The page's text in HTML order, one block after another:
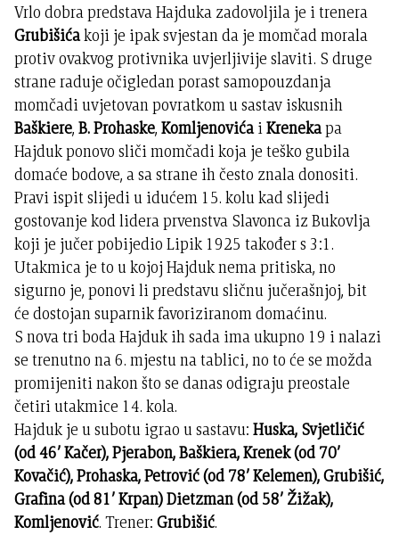
Vrlo dobra predstava Hajduka zadovoljila je i trenera
Grubišićakoji je ipak svjestan da je momčad morala
protiv ovakvog protivnika uvjerljivije slaviti. S druge
strane raduje očigledan porast samopouzdanja
momčadi uvjetovan povratkom u sastav iskusnih
Baškiere,B. Prohaske,KomljenovićaiKrenekapa
Hajduk ponovo sliči momčadi koja je teško gubila
domaće bodove, a sa strane ih često znala donositi.
Pravi ispit slijedi u idućem 15. kolu kad slijedi
gostovanje kod lidera prvenstva Slavonca iz Bukovlja
koji je jučer pobijedio Lipik 1925 također s 3:1.
Utakmica je to u kojoj Hajduk nema pritiska, no
sigurno je, ponovi li predstavu sličnu jučerašnjoj, bit
će dostojan suparnik favoriziranom domaćinu.
S nova tri boda Hajduk ih sada ima ukupno 19 i nalazi
se trenutno na 6. mjestu na tablici, no to će se možda
promijeniti nakon što se danas odigraju preostale
četiri utakmice 14. kola.
Hajduk je u subotu igrao u sastavu:Huska, Svjetličić
(od 46’ Kačer), Pjerabon, Baškiera, Krenek (od 70’
Kovačić), Prohaska, Petrović (od 78’ Kelemen), Grubišić,
Grafina (od 81’ Krpan) Dietzman (od 58’ Žižak),
Komljenović. Trener:Grubišić.